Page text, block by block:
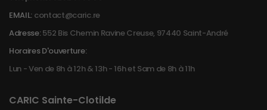
EMAIL: contact@caric.re
Adresse:552 Bis Chemin Ravine Creuse, 97440 Saint-André
Horaires D'ouverture:
Lun - Ven de 8h à 12h & 13h - 16h et Sam de 8h à 11h
CARIC Sainte-Clotilde